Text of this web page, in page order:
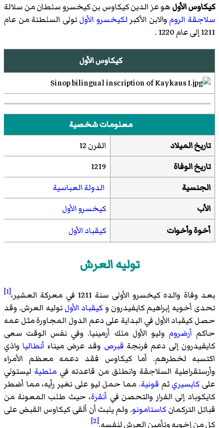
كيكاوس الأولهو عز الدين كيكاوس بن كيخسرو سلطان من سلالة
سلاجقة الروم والابن الأكبر لكيخسرو الأولتولى السلطنة من عام
1211 إلى عام 1220 .
كيكاوس الأول
معلومات شخصية
تاريخ الميلاد
القرن 12
تاريخ الوفاة
1219
الجنسية
الدولة العباسية
الأب
كيخسرو الأول
أخوة وأخوات
كيقباد الأول
توليه العرش
بعد وفاة والده كيخسرو الأولى سنة 1211 في معركة العشير،[1]
تحدى أخويه إبراهيم كايفيدرون و كيقباد الأولتوليه العرش. وقد
حصل كيقباد الأول في البداية على دعم الدول المجاورة مثل عمه
حاكم أرضروم وليو الأول ملك أرمينيا. وفي نفس الوقت سعى
كايفيدرون إلى دعم فرنجة قبرص وقد عرض ميناء أنطالياواذي
اكتسبه لخطرهم. أما كيكاوس فقد دعمه معظم الأمراء
وأرستقراطية السلاجقة وانطلق من قاعدته في ملطية ليستولي
على كايسيريثم قونية. مما حمل ليو على تغير رأيه، مما أضطر
كايكوباد إلى الفرار والتحصن في أنقرة، حيث طلب المعونة من
قبائل التركمانكاستامونو. ولم يلبث أن ألقى كيكاوس القبض على
كل من إخويه وتأمين العرش لنفسه.[2]